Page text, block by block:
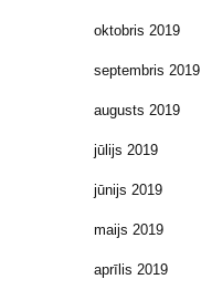
oktobris 2019
septembris 2019
augusts 2019
jūlijs 2019
jūnijs 2019
maijs 2019
aprīlis 2019